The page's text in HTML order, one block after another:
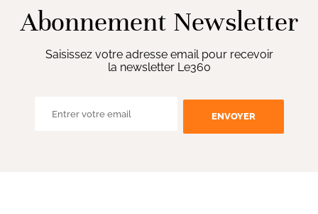
Abonnement Newsletter
Saisissez votre adresse email pour recevoir
la newsletter Le360
ENVOYER